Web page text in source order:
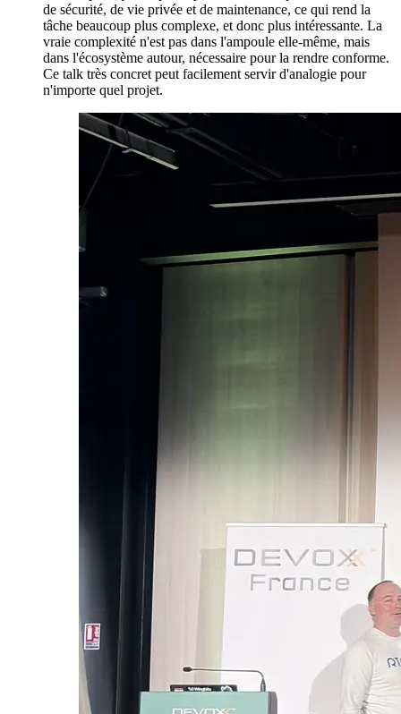
de sécurité, de vie privée et de maintenance, ce qui rend la
tâche beaucoup plus complexe, et donc plus intéressante. La
vraie complexité n'est pas dans l'ampoule elle-même, mais
dans l'écosystème autour, nécessaire pour la rendre conforme.
Ce talk très concret peut facilement servir d'analogie pour
n'importe quel projet.